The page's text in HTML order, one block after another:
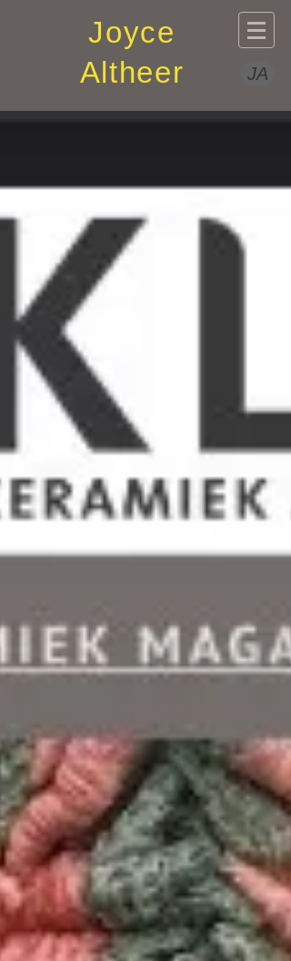
Joyce
Altheer
JA